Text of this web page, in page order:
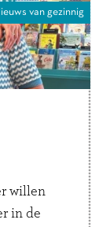
van gezinnig
willen
in de